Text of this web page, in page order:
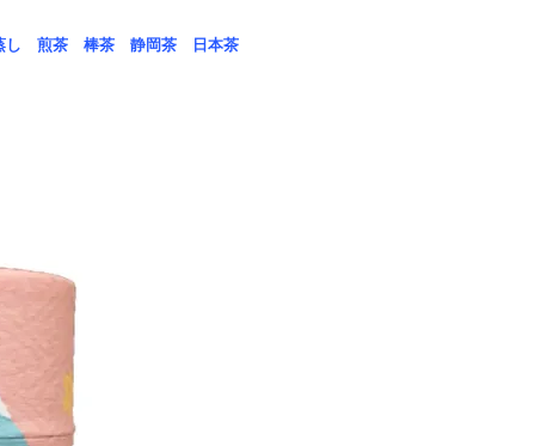
し 煎茶 棒茶 静岡茶 日本茶